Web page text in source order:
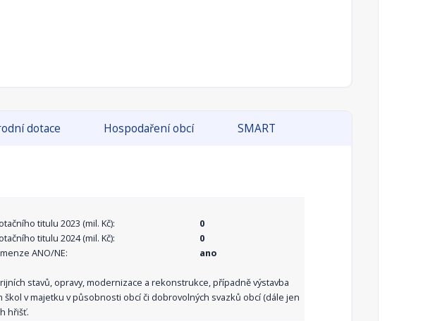
dotace Hospodaření obcí SMART
titulu 2023 (mil. Kč):
0
titulu 2024 (mil. Kč):
0
ANO/NE:
ano
stavů, opravy, modernizace a rekonstrukce, případně výstavba
škol v majetku v působnosti obcí či dobrovolných svazků obcí (dále jen
hřišť.